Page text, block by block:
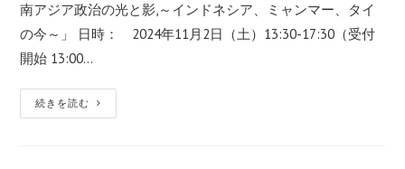
南アジア政治の光と影,～インドネシア、ミャンマー、タイ
の今～」 日時： 2024年11月2日（土）13:30-17:30（受付
開始 13:00…
続きを読む